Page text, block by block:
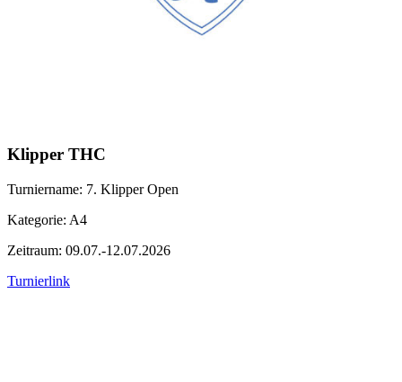
Klipper THC
Turniername: 7. Klipper Open
Kategorie: A4
Zeitraum: 09.07.-12.07.2026
Turnierlink